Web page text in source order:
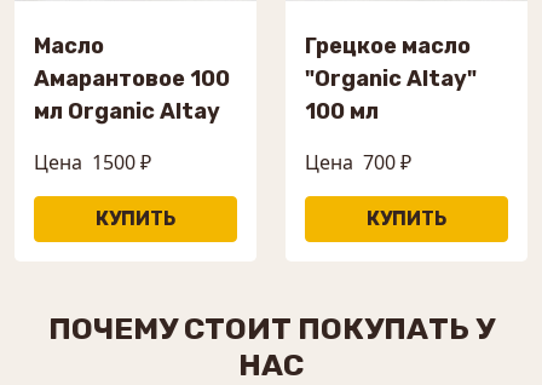
Масло
Амарантовое 100
мл Organic Altay
Цена 1500 ₽
Грецкое масло
"Organic Altay"
100 мл
Цена 700 ₽
ПОЧЕМУ СТОИТ ПОКУПАТЬ У
НАС